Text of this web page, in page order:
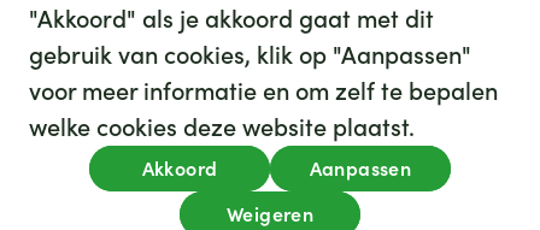
"Akkoord" als je akkoord gaat met dit
gebruik van cookies, klik op "Aanpassen"
voor meer informatie en om zelf te bepalen
welke cookies deze website plaatst.
Akkoord
Aanpassen
Weigeren
privacy cookies
disclaimer
www.ghz.nl